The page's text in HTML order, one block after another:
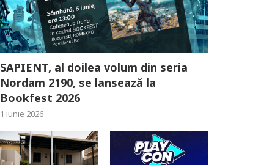
SAPIENT, al doilea volum din seria
Nordam 2190, se lansează la
Bookfest 2026
1 iunie 2026